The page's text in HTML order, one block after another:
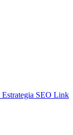
Estrategia SEO Link